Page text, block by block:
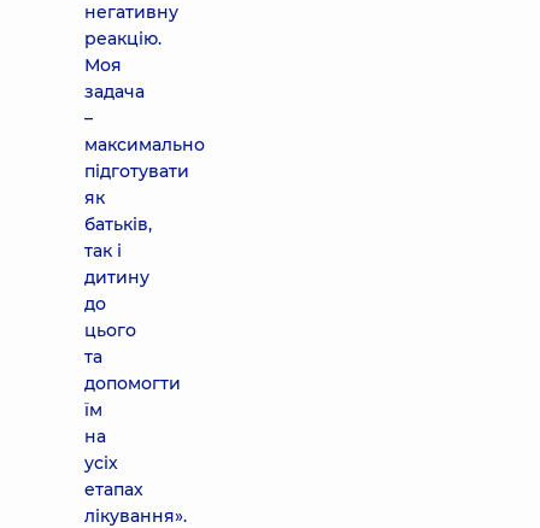
негативну
реакцію.
Моя
задача
–
максимально
підготувати
як
батьків,
так і
дитину
до
цього
та
допомогти
їм
на
усіх
етапах
лікування».